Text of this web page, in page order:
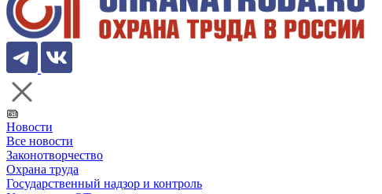
Новости
Все новости
Законотворчество
Охрана труда
Государственный надзор и контроль